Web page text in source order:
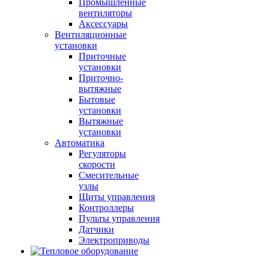
Промышленные
вентиляторы
Аксессуары
Вентиляционные
установки
Приточные
установки
Приточно-
вытяжные
Бытовые
установки
Вытяжные
установки
Автоматика
Регуляторы
скорости
Смесительные
узлы
Щиты управления
Контроллеры
Пульты управления
Датчики
Электроприводы